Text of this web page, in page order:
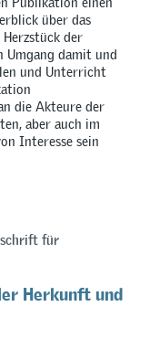
über das
der
Umgang damit und
und Unterricht
die Akteure der
aber auch im
Interesse sein
für
Herkunft und